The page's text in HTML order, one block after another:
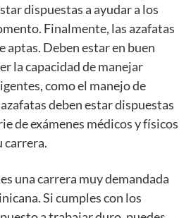
dispuestas a ayudar a los
Finalmente, las azafatas
aptas. Deben estar en buen
la capacidad de manejar
como el manejo de
deben estar dispuestas
de exámenes médicos y físicos
carrera.
una carrera muy demandada
Si cumples con los